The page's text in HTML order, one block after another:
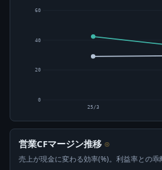
0
20
40
60
25/3
営業CFマージン推移 ⊙
売上が現金に変わる効率(%)。利益率との